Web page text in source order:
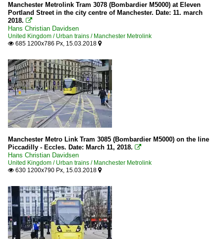
Manchester Metrolink Tram 3078 (Bombardier M5000) at Eleven
Portland Street in the city centre of Manchester. Date: 11. march
2018. 
Hans Christian Davidsen
United Kingdom / Urban trains / Manchester Metrolink
 685 1200x786 Px, 15.03.2018 
Manchester Metro Link Tram 3085 (Bombardier M5000) on the line
Piccadilly - Eccles. Date: March 11, 2018. 
Hans Christian Davidsen
United Kingdom / Urban trains / Manchester Metrolink
 630 1200x790 Px, 15.03.2018 